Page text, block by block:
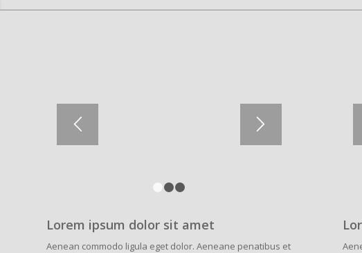
Lorem ipsum dolor sit amet
Aenean commodo ligula eget dolor. Aeneane penatibus et